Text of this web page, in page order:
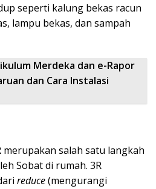
seperti kalung bekas racun
lampu bekas, dan sampah
Merdeka dan e-Rapor
dan Cara Instalasi
salah satu langkah
Sobat di rumah. 3R
reduce(mengurangi